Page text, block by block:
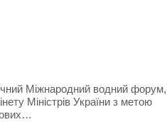
Міжнародний водний форум,
Міністрів України з метою